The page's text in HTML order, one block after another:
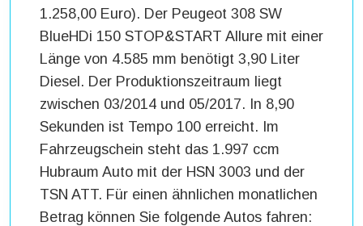
1.258,00 Euro). Der Peugeot 308 SW
BlueHDi 150 STOP&START Allure mit einer
Länge von 4.585 mm benötigt 3,90 Liter
Diesel. Der Produktionszeitraum liegt
zwischen 03/2014 und 05/2017. In 8,90
Sekunden ist Tempo 100 erreicht. Im
Fahrzeugschein steht das 1.997 ccm
Hubraum Auto mit der HSN 3003 und der
TSN ATT. Für einen ähnlichen monatlichen
Betrag können Sie folgende Autos fahren: